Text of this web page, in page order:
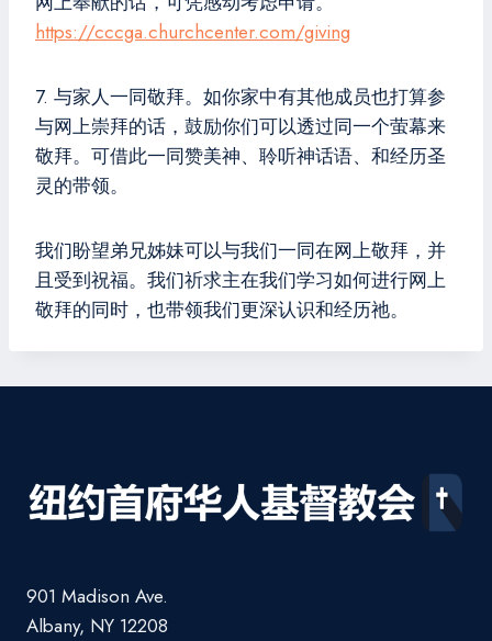
https://cccga.churchcenter.com/giving
7. 与家人一同敬拜。如你家中有其他成员也打算参
与网上崇拜的话，鼓励你们可以透过同一个萤幕来
敬拜。可借此一同赞美神、聆听神话语、和经历圣
灵的带领。
我们盼望弟兄姊妹可以与我们一同在网上敬拜，并
且受到祝福。我们祈求主在我们学习如何进行网上
敬拜的同时，也带领我们更深认识和经历祂。
901 Madison Ave.
Albany, NY 12208